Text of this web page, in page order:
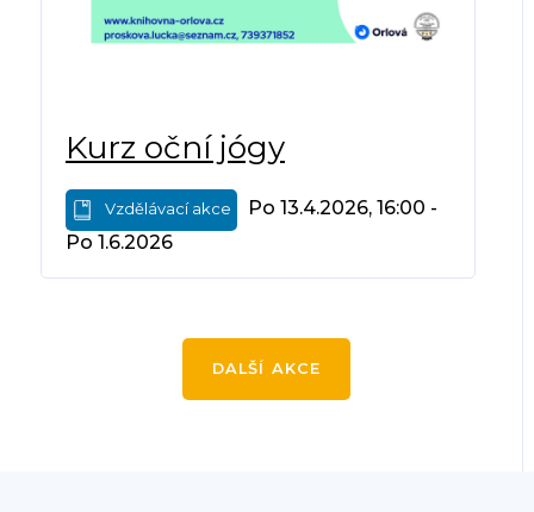
Kurz oční jógy
Vzdělávací akce
Po 13.4.2026, 16:00 -
Po 1.6.2026
DALŠÍ AKCE